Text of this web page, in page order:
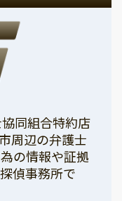
同組合特約店
周辺の弁護士
の情報や証拠
偵事務所で